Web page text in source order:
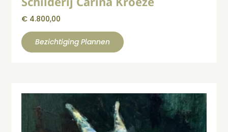
€ 4.800,00
Bezichtiging Plannen